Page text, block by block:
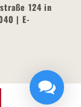
124 in
| E-